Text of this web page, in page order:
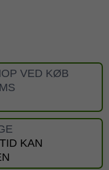
VED KØB
KAN